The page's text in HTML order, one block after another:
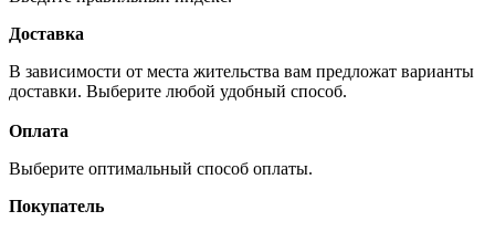
Доставка
В зависимости от места жительства вам предложат варианты
доставки. Выберите любой удобный способ.
Оплата
Выберите оптимальный способ оплаты.
Покупатель